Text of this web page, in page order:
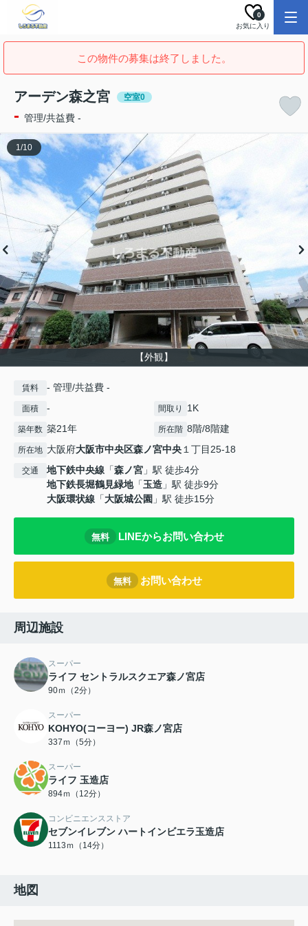
お気に入り
0
この物件の募集は終了しました。
アーデン森之宮 空室0
- 管理/共益費 -
【外観】
1/10
賃料 - 管理/共益費 -
面積 - 間取り 1K
築年数 築21年 所在階 8階/8階建
所在地 大阪府大阪市中央区森ノ宮中央１丁目25-18
交通 地下鉄中央線 「森ノ宮 」駅 徒歩4分
地下鉄長堀鶴見緑地「玉造 」駅 徒歩9分
大阪環状線 「大阪城公園 」駅 徒歩15分
無料 LINEからお問い合わせ
無料 お問い合わせ
周辺施設
スーパー
ライフ セントラルスクエア森ノ宮店
90ｍ（2分）
スーパー
KOHYO(コーヨー) JR森ノ宮店
337ｍ（5分）
スーパー
ライフ 玉造店
894ｍ（12分）
コンビニエンスストア
セブンイレブン ハートインビエラ玉造店
1113ｍ（14分）
地図